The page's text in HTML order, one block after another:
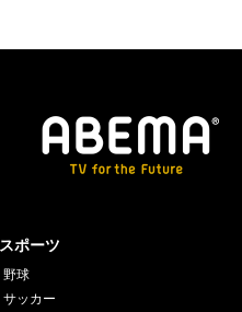
スポーツ
野球
サッカー